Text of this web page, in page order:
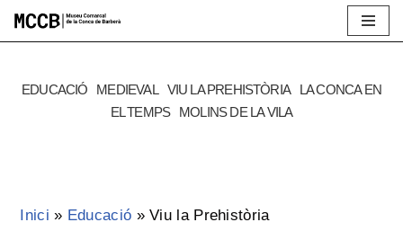
contingut
EDUCACIÓ MEDIEVAL VIU LA PREHISTÒRIA
LA CONCA EN
EL TEMPS
MOLINS DE LA VILA
Inici » Educació »Viu la Prehistòria